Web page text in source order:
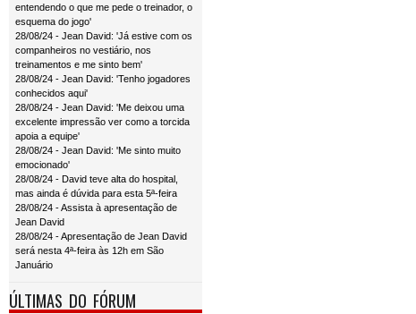
entendendo o que me pede o treinador, o
esquema do jogo'
28/08/24 - Jean David: 'Já estive com os
companheiros no vestiário, nos
treinamentos e me sinto bem'
28/08/24 - Jean David: 'Tenho jogadores
conhecidos aqui'
28/08/24 - Jean David: 'Me deixou uma
excelente impressão ver como a torcida
apoia a equipe'
28/08/24 - Jean David: 'Me sinto muito
emocionado'
28/08/24 - David teve alta do hospital,
mas ainda é dúvida para esta 5ª-feira
28/08/24 - Assista à apresentação de
Jean David
28/08/24 - Apresentação de Jean David
será nesta 4ª-feira às 12h em São
Januário
ÚLTIMAS DO FÓRUM